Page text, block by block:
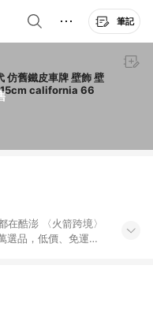
筆記
仿舊鐵皮車牌 壁飾 壁
貼 TP-026 14g 31 x 15cm california 66
酷澎 〈火箭跨境〉
選品，低價、免運，
跨境優質選品不限金